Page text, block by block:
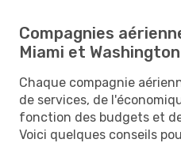
Compagnies
Miami et Washington
Chaque compagnie
de services, de
fonction des budgets et
Voici quelques conseils